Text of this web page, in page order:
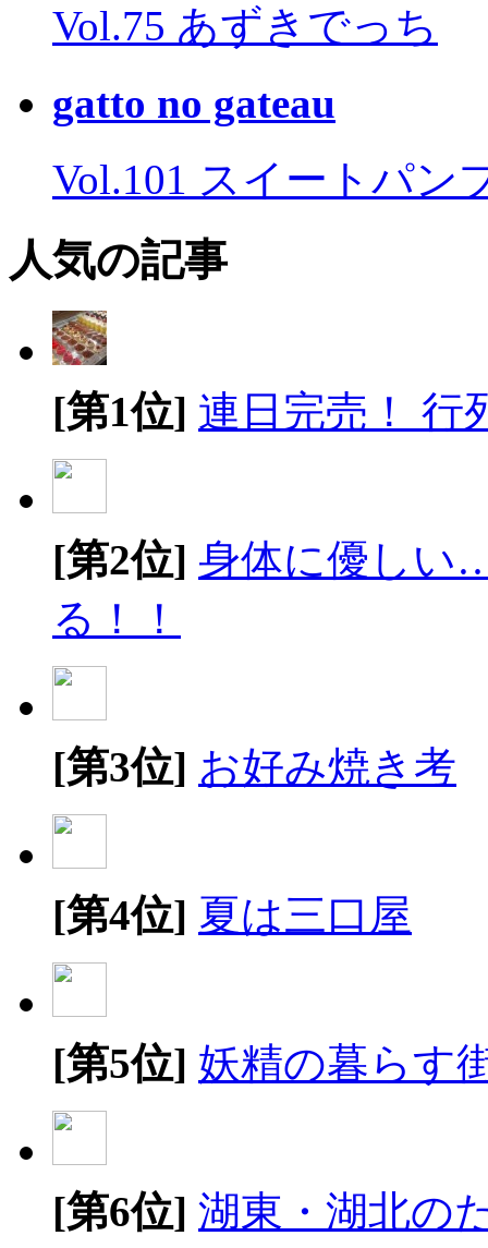
Vol.75 あずきでっち
gatto no gateau
Vol.101 スイートパン
人気の記事
[第1位] 連日完売！ 行
[第2位] 身体に優しい
る！！
[第3位] お好み焼き考
[第4位] 夏は三口屋
[第5位] 妖精の暮らす
[第6位] 湖東・湖北の